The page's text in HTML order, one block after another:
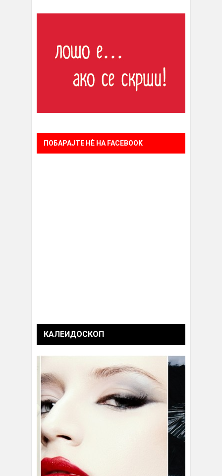
ПОБАРАЈТЕ НÈ НА FACEBOOK
КАЛЕИДОСКОП